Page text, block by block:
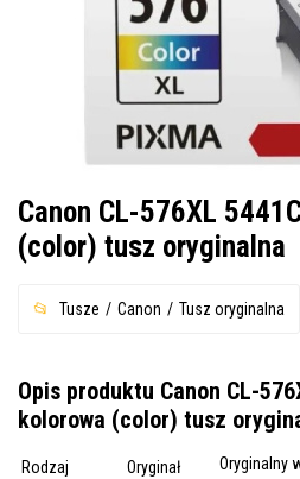
Canon CL-576XL
(color) tusz oryginalna
Tusze Canon Tusz oryginalna
Opis produktu Canon CL-
kolorowa (color) tusz
Rodzaj
Oryginał
Oryginalny